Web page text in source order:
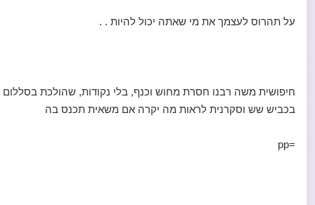
על תהרוס לעצמך את מי שאתה יכול להיות . .
חיפושית משה רבנו חסרת מחוש וכנף, בלי נקודות, שהולכת בסללום
בכביש שש וסקרנית לראות מה יקרה אם משאית תכנס בה
=pp